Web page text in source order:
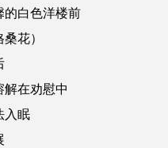
的白色洋楼前
花）
解在劝慰中
入眠